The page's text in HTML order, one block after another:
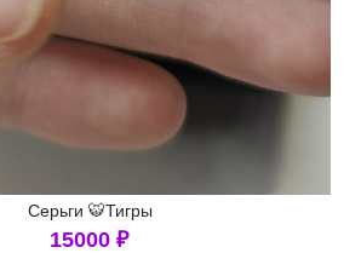
Серьги 🐯Тигры
15000 ₽